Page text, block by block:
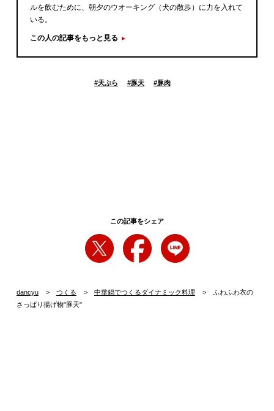
ルを飲むために、朝夕のウオーキング（犬の散歩）に力を入れて
いる。
この人の記事をもっと見る
#天ぷら #豚天 #豚肉
この記事をシェア
dancyu つくる 中華鍋でつくるダイナミック料理
ふわふわ衣の
さっぱり揚げ物"豚天"